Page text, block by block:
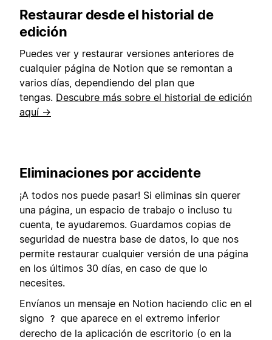
Restaurar desde el historial de
edición
Puedes ver y restaurar versiones anteriores de
cualquier página de Notion que se remontan a
varios días, dependiendo del plan que
tengas. Descubre más sobre el historial de edición
aquí →
Eliminaciones por accidente
¡A todos nos puede pasar! Si eliminas sin querer
una página, un espacio de trabajo o incluso tu
cuenta, te ayudaremos. Guardamos copias de
seguridad de nuestra base de datos, lo que nos
permite restaurar cualquier versión de una página
en los últimos 30 días, en caso de que lo
necesites.
Envíanos un mensaje en Notion haciendo clic en el
signo
? que aparece en el extremo inferior
derecho de la aplicación de escritorio (o en la